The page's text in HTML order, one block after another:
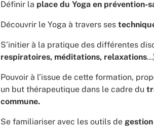
Définir la place du Yoga en prévention-
Découvrir le Yoga à travers ses
S’initier à la pratique des différentes
respiratoires, méditations, relaxations
Pouvoir à l’issue de cette formation,
un but thérapeutique dans le cadre du
commune.
Se familiariser avec les outils de